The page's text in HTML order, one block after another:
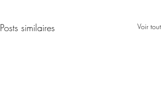
Posts similaires Voir tout